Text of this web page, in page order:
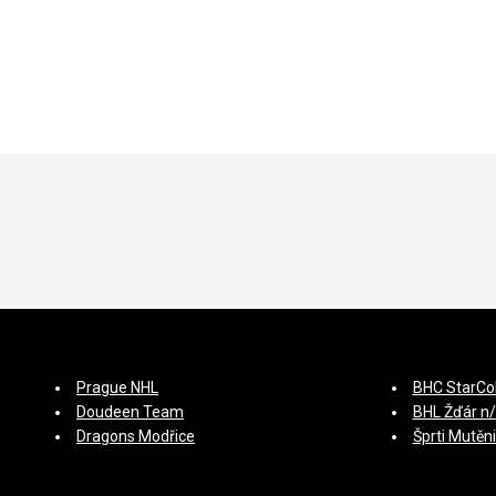
BHC
BHL Žďár
Šprti
Prague NHL
Doudeen Team
Dragons Modřice